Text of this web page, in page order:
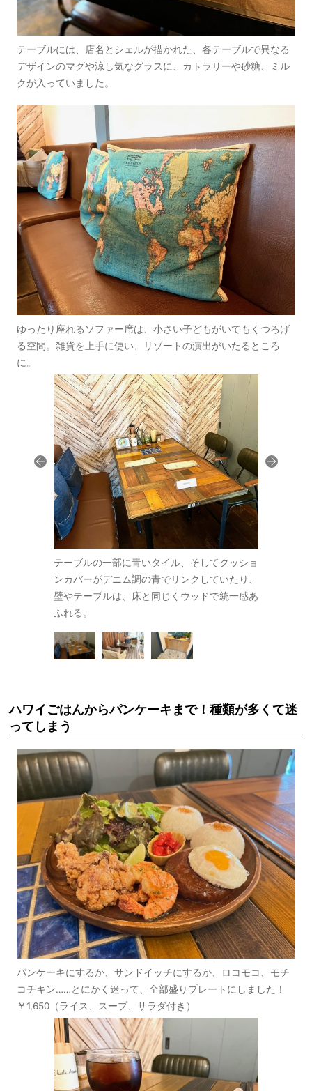
テーブルには、店名とシェルが描かれた、各テーブルで異なる
デザインのマグや涼し気なグラスに、カトラリーや砂糖、ミル
クが入っていました。
ゆったり座れるソファー席は、小さい子どもがいてもくつろげ
る空間。雑貨を上手に使い、リゾートの演出がいたるところ
に。
テーブルの一部に青いタイル、そしてクッショ
ンカバーがデニム調の青でリンクしていたり、
壁やテーブルは、床と同じくウッドで統一感あ
ふれる。
ハワイごはんからパンケーキまで！種類が多くて迷
ってしまう
パンケーキにするか、サンドイッチにするか、ロコモコ、モチ
コチキン……とにかく迷って、全部盛りプレートにしました！
￥1,650（ライス、スープ、サラダ付き）